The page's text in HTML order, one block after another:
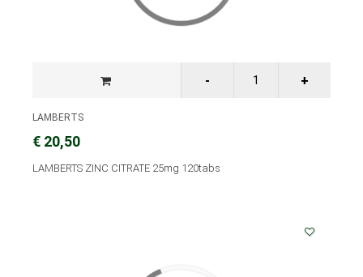
LAMBERTS
€ 20,50
LAMBERTS ZINC CITRATE 25mg 120tabs